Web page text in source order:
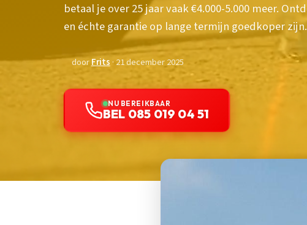
betaal je over 25 jaar vaak €4.000-5.000 meer.
en échte garantie op lange termijn goedkoper zijn.
doorFrits · 21 december 2025
NU BEREIKBAAR
BEL 085 019 04 51